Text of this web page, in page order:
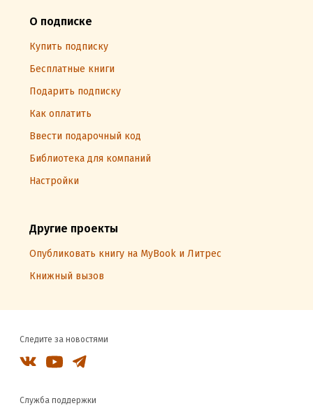
О подписке
Купить подписку
Бесплатные книги
Подарить подписку
Как оплатить
Ввести подарочный код
Библиотека для компаний
Настройки
Другие проекты
Опубликовать книгу на MyBook и Литрес
Книжный вызов
Следите за новостями
Служба поддержки